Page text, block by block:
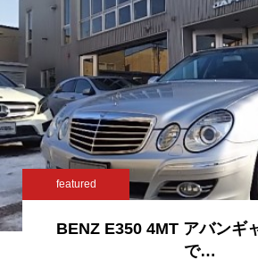
featured
BENZ E350 4MT アバンギ
で…